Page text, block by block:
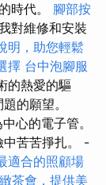
時代。 腳部按
對維修和安裝
明，助您輕鬆
擇 台中泡腳服
的熱愛的驅
的願望。
心的電子管。
中苦苦掙扎。 -
適合的照顧場
茶會，提供美